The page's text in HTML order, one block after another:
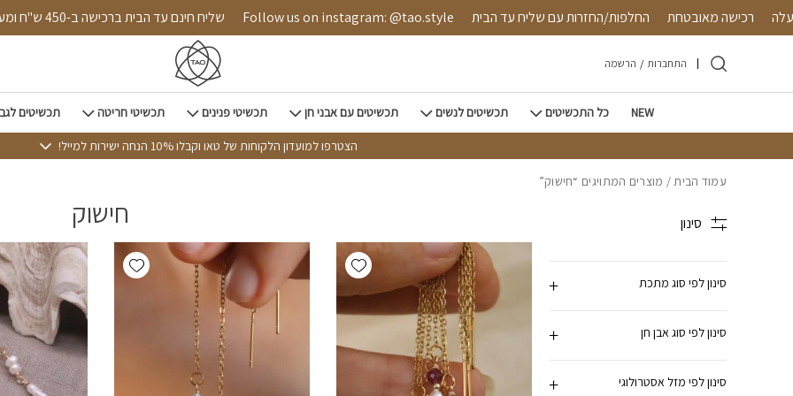
Skip to Content
ש"ח ומעלה רכישה מאובטחת החלפות/החזרות עם שליח עד הבית Follow us on instagram: @tao.style שליח חינם עד הבית ברכישה ב-
התחברות / הרשמה
NEW כל התכשיטים תכשיטים לנשים תכשיטים עם אבני חן תכשיטי פנינים תכשיטי חריטה תכשיטים
הצטרפו למועדון הלקוחות של טאו וקבלו 10% הנחה ישירות למייל!
עמוד הבית/ מוצרים המתויגים “חישוק”
חישוק סינון
סינון לפי סוג מתכת
סינון לפי סוג אבן חן
סינון לפי מזל אסטרולוגי
Add wishlist
Add wishlist
בחזרה למעלה